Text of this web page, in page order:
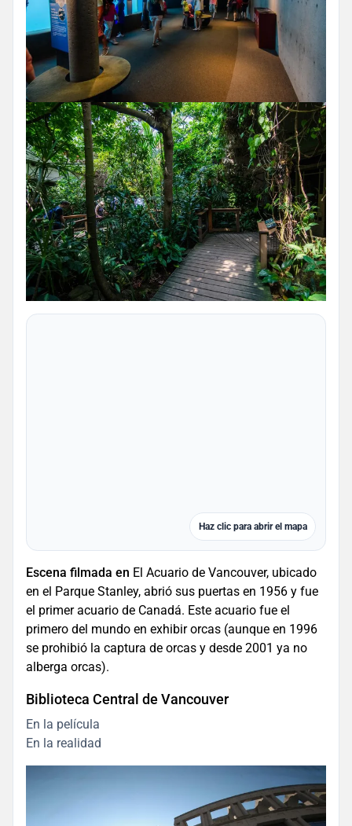
Haz clic para abrir el mapa
Escena filmada en El Acuario de Vancouver, ubicado
en el Parque Stanley, abrió sus puertas en 1956 y fue
el primer acuario de Canadá. Este acuario fue el
primero del mundo en exhibir orcas (aunque en 1996
se prohibió la captura de orcas y desde 2001 ya no
alberga orcas).
Biblioteca Central de Vancouver
En la película
En la realidad